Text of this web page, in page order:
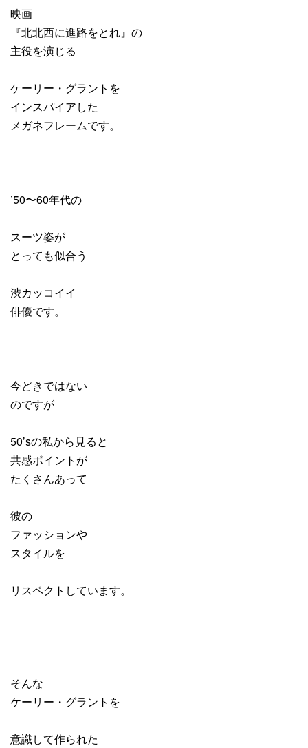
映画
『北北西に進路をとれ』の
主役を演じる
ケーリー・グラントを
インスパイアした
メガネフレームです。
’50〜60年代の
スーツ姿が
とっても似合う
渋カッコイイ
俳優です。
今どきではない
のですが
50’sの私から見ると
共感ポイントが
たくさんあって
彼の
ファッションや
スタイルを
リスペクトしています。
そんな
ケーリー・グラントを
意識して作られた